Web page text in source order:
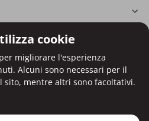
cookie
migliorare l'esperienza
Alcuni sono necessari per il
mentre altri sono facoltativi.
crittografia SSL.